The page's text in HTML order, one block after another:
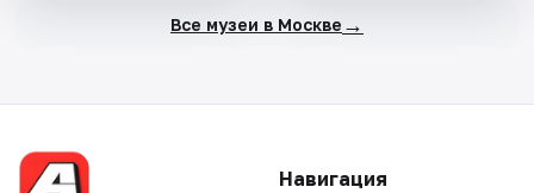
Все музеи в Москве →
Навигация